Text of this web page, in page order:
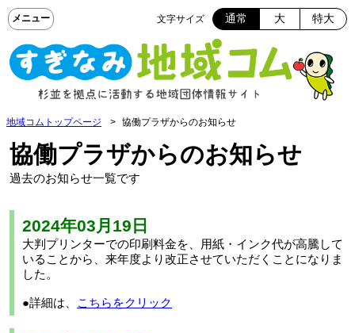
文字サイズ 通常 大 特大
地域コムトップページ 協働プラザからのお知らせ
協働プラザからのお知らせ
過去のお知らせ一覧です
2024年03月19日
大判プリンターでの印刷料金を、用紙・インク代が高騰して
いることから、来年度より改正させていただくことになりま
した。
●詳細は、 こちらをクリック